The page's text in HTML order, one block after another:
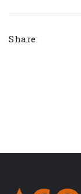
Share: